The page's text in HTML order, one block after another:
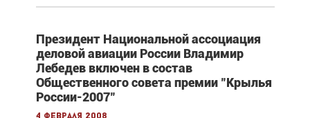
Президент Национальной ассоциация
деловой авиации России Владимир
Лебедев включен в состав
Общественного совета премии "Крылья
России-2007"